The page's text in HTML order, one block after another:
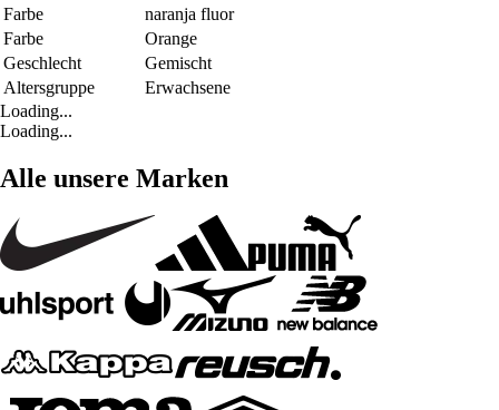
Farbe
naranja fluor
Farbe
Orange
Geschlecht
Gemischt
Altersgruppe
Erwachsene
Loading...
Loading...
Alle unsere Marken